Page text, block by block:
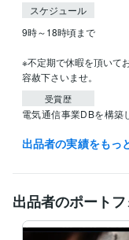
スケジュール
9時～18時頃まで
※不定期で休暇を頂いて
容赦下さいませ。
受賞歴
電気通信事業DBを構築
資格・検定
ITパスポート 取得年 :
ITコーディネータ（ITC
ITパスポート 取得年 :
出品者の実績をもっ
出品者のポート